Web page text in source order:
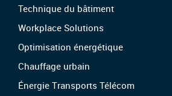
Technique du bâtiment
Workplace Solutions
Optimisation énergétique
Chauffage urbain
Énergie Transports Télécom